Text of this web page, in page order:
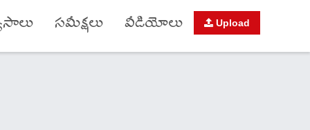
సమీక్షలు వీడియోలు Upload